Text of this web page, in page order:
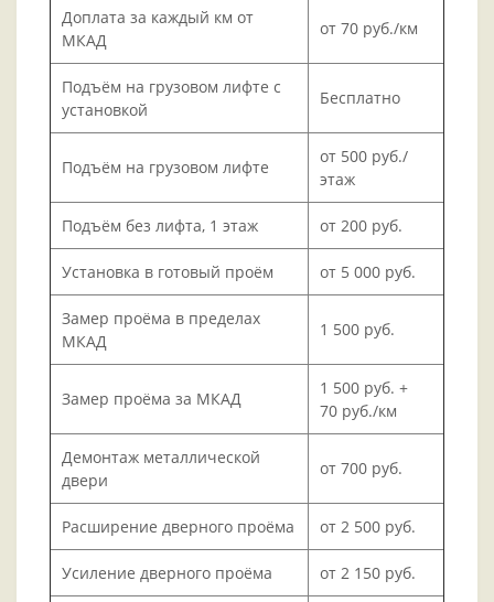
Доплата за каждый км от
МКАД
от 70 руб./км
Подъём на грузовом лифте с
установкой
Бесплатно
Подъём на грузовом лифте
от 500 руб./
этаж
Подъём без лифта, 1 этаж от 200 руб.
Установка в готовый проём от 5 000 руб.
Замер проёма в пределах
МКАД
1 500 руб.
Замер проёма за МКАД
1 500 руб. +
70 руб./км
Демонтаж металлической
двери
от 700 руб.
Расширение дверного проёма от 2 500 руб.
Усиление дверного проёма от 2 150 руб.